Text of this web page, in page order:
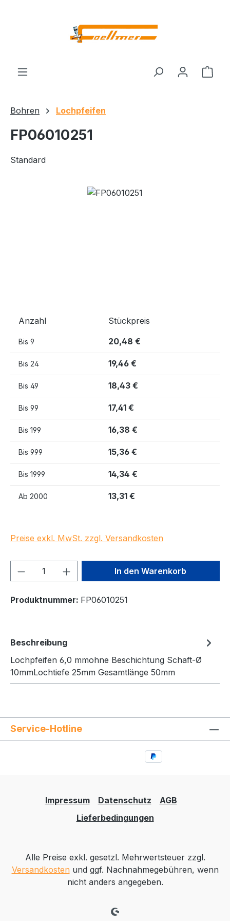
Bohren Lochpfeifen
FP06010251
Standard
Bildergalerie überspringen
Anzahl Stückpreis
Bis 9 20,48 €
Bis 24 19,46 €
Bis 49 18,43 €
Bis 99 17,41 €
Bis 199 16,38 €
Bis 999 15,36 €
Bis 1999 14,34 €
Ab 2000 13,31 €
Preise exkl. MwSt. zzgl. Versandkosten
Produkt Anzahl: Gib denIn den Warenkorb
Produktnummer: FP06010251
Beschreibung
Lochpfeifen 6,0 mmohne Beschichtung Schaft-Ø
10mmLochtiefe 25mm Gesamtlänge 50mm
Service-Hotline
Impressum Datenschutz
AGB
Lieferbedingungen
Alle Preise exkl. gesetzl. Mehrwertsteuer zzgl.
Versandkosten und ggf. Nachnahmegebühren, wenn
nicht anders angegeben.